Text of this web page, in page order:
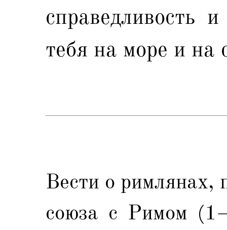
справедливость
тебя на море и на
Вести о римлянах,
союза с Римом